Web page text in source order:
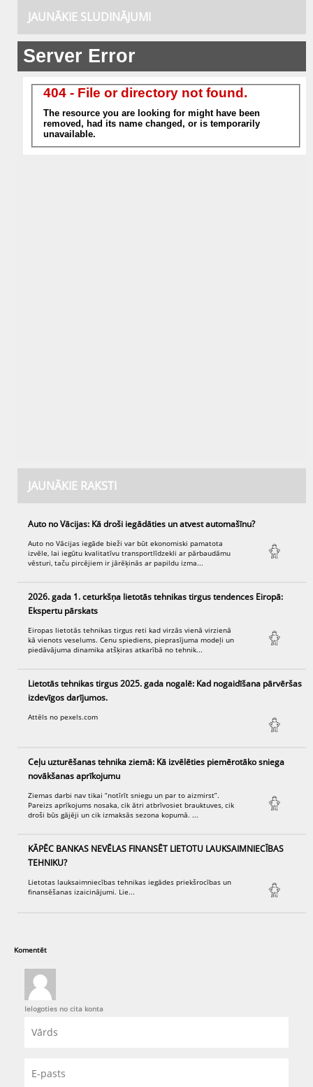
JAUNĀKIE SLUDINĀJUMI
JAUNĀKIE RAKSTI
Auto no Vācijas: Kā droši iegādāties un atvest automašīnu?
Auto no Vācijas iegāde bieži var būt ekonomiski pamatota
izvēle, lai iegūtu kvalitatīvu transportlīdzekli ar pārbaudāmu
vēsturi, taču pircējiem ir jārēķinās ar papildu izma...
2026. gada 1. ceturkšņa lietotās tehnikas tirgus tendences Eiropā:
Ekspertu pārskats
Eiropas lietotās tehnikas tirgus reti kad virzās vienā virzienā
kā vienots veselums. Cenu spiediens, pieprasījuma modeļi un
piedāvājuma dinamika atšķiras atkarībā no tehnik...
Lietotās tehnikas tirgus 2025. gada nogalē: Kad nogaidīšana pārvēršas
izdevīgos darījumos.
Attēls no pexels.com
Ceļu uzturēšanas tehnika ziemā: Kā izvēlēties piemērotāko sniega
novākšanas aprīkojumu
Ziemas darbi nav tikai “notīrīt sniegu un par to aizmirst”.
Pareizs aprīkojums nosaka, cik ātri atbrīvosiet brauktuves, cik
droši būs gājēji un cik izmaksās sezona kopumā. ...
KĀPĒC BANKAS NEVĒLAS FINANSĒT LIETOTU LAUKSAIMNIECĪBAS
TEHNIKU?
Lietotas lauksaimniecības tehnikas iegādes priekšrocības un
finansēšanas izaicinājumi. Lie...
Komentēt
Ielogoties no cita konta